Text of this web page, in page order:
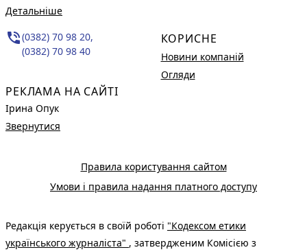
Детальніше
phone_in_talk(0382) 70 98 20,
(0382) 70 98 40
РЕКЛАМА НА САЙТІ
Ірина Опук
Звернутися
КОРИСНЕ
Новини компаній
Огляди
Правила користування сайтом
Умови і правила надання платного доступу
Редакція керується в своїй роботі "Кодексом етики
українського журналіста" , затвердженим Комісією з